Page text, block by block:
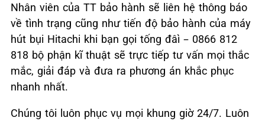
Nhân viên của TT bảo hành sẽ liên hệ thông báo
về tình trạng cũng như tiến độ bảo hành của máy
hút bụi Hitachi khi bạn gọi tống đâì – 0866 812
818 bộ phận kĩ thuật sẽ trực tiếp tư vấn mọi thắc
mắc, giải đáp và đưa ra phương án khắc phục
nhanh nhất.
Chúng tôi luôn phục vụ mọi khung giờ 24/7. Luôn